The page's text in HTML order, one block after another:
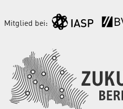
Mitglied bei: